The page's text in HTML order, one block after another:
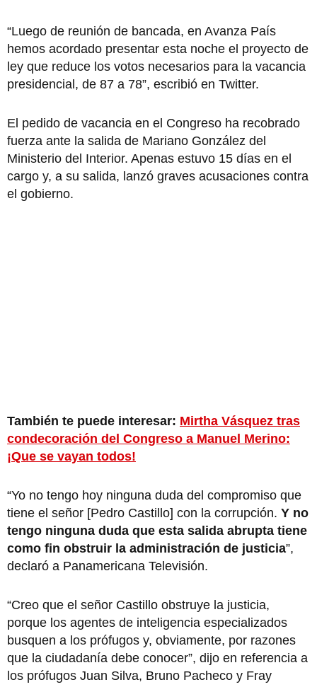
“Luego de reunión de bancada, en Avanza País
hemos acordado presentar esta noche el proyecto de
ley que reduce los votos necesarios para la vacancia
presidencial, de 87 a 78”, escribió en Twitter.
El pedido de vacancia en el Congreso ha recobrado
fuerza ante la salida de Mariano González del
Ministerio del Interior. Apenas estuvo 15 días en el
cargo y, a su salida, lanzó graves acusaciones contra
el gobierno.
También te puede interesar: Mirtha Vásquez tras
condecoración del Congreso a Manuel Merino:
¡Que se vayan todos!
“Yo no tengo hoy ninguna duda del compromiso que
tiene el señor [Pedro Castillo] con la corrupción. Y no
tengo ninguna duda que esta salida abrupta tiene
como fin obstruir la administración de justicia”,
declaró a Panamericana Televisión.
“Creo que el señor Castillo obstruye la justicia,
porque los agentes de inteligencia especializados
busquen a los prófugos y, obviamente, por razones
que la ciudadanía debe conocer”, dijo en referencia a
los prófugos Juan Silva, Bruno Pacheco y Fray